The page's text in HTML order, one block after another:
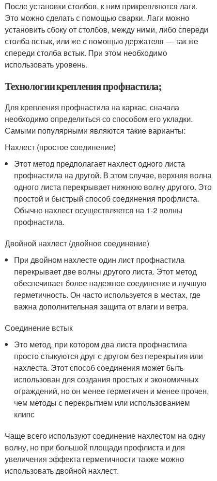
После установки столбов, к ним прикрепляются лаги.
Это можно сделать с помощью сварки. Лаги можно
установить сбоку от столбов, между ними, либо спереди
столба встык, или же с помощью держателя — так же
спереди столба встык. При этом необходимо
использовать уровень.
Технологии крепления профнастила;
Для крепления профнастила на каркас, сначала
необходимо определиться со способом его укладки.
Самыми популярными являются такие варианты:
Нахлест (простое соединение)
Этот метод предполагает нахлест одного листа
профнастила на другой. В этом случае, верхняя волна
одного листа перекрывает нижнюю волну другого. Это
простой и быстрый способ соединения профлиста.
Обычно нахлест осуществляется на 1-2 волны
профнастила.
Двойной нахлест (двойное соединение)
При двойном нахлесте один лист профнастила
перекрывает две волны другого листа. Этот метод
обеспечивает более надежное соединение и лучшую
герметичность. Он часто используется в местах, где
важна дополнительная защита от влаги и ветра.
Соединение встык
Это метод, при котором два листа профнастила
просто стыкуются друг с другом без перекрытия или
нахлеста. Этот способ соединения может быть
использован для создания простых и экономичных
ограждений, но он менее герметичен и менее прочен,
чем методы с перекрытием или использованием
клипс
Чаще всего используют соединение нахлестом на одну
волну, но при большой площади профлиста и для
увеличения эффекта герметичности также можно
использовать двойной нахлест.